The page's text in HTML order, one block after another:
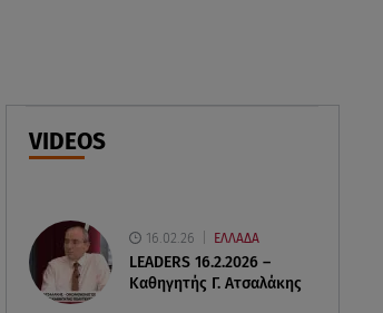
αγνοούμενη - Ξέφυγε από
αστυνομικούς που την
VIDEOS
16.02.26 ΕΛΛΑΔΑ
LEADERS 16.2.2026 –
Καθηγητής Γ. Ατσαλάκης